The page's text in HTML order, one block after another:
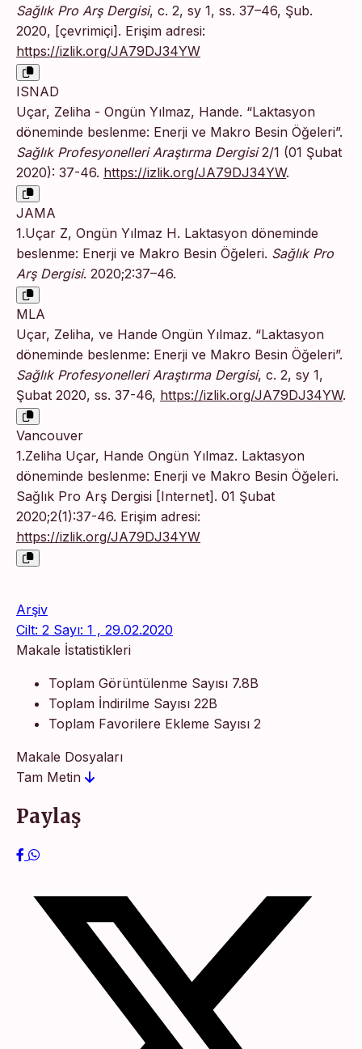
Sağlık Pro Arş Dergisi, c. 2, sy 1, ss. 37–46, Şub.
2020, [çevrimiçi]. Erişim adresi:
https://izlik.org/JA79DJ34YW
ISNAD
Uçar, Zeliha - Ongün Yılmaz, Hande. “Laktasyon
döneminde beslenme: Enerji ve Makro Besin Öğeleri”.
Sağlık Profesyonelleri Araştırma Dergisi2/1 (01 Şubat
2020): 37-46. https://izlik.org/JA79DJ34YW.
JAMA
1.Uçar Z, Ongün Yılmaz H. Laktasyon döneminde
beslenme: Enerji ve Makro Besin Öğeleri. Sağlık Pro
Arş Dergisi. 2020;2:37–46.
MLA
Uçar, Zeliha, ve Hande Ongün Yılmaz. “Laktasyon
döneminde beslenme: Enerji ve Makro Besin Öğeleri”.
Sağlık Profesyonelleri Araştırma Dergisi, c. 2, sy 1,
Şubat 2020, ss. 37-46, https://izlik.org/JA79DJ34YW.
Vancouver
1.Zeliha Uçar, Hande Ongün Yılmaz. Laktasyon
döneminde beslenme: Enerji ve Makro Besin Öğeleri.
Sağlık Pro Arş Dergisi [Internet]. 01 Şubat
2020;2(1):37-46. Erişim adresi:
https://izlik.org/JA79DJ34YW
Arşiv
Cilt: 2 Sayı: 1 , 29.02.2020
Makale İstatistikleri
Toplam Görüntülenme Sayısı 7.8B
Toplam İndirilme Sayısı 22B
Toplam Favorilere Ekleme Sayısı 2
Makale Dosyaları
Tam Metin
Paylaş